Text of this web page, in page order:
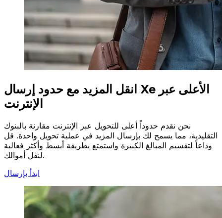
انقل المزيد مع حدود إرسال Xe الأعلى عبر
الإنترنت
نحن نقدم حدوداً أعلى للتحويل عبر الإنترنت مقارنة بالبنوك
التقليدية، مما يسمح لك بإرسال المزيد في عملية تحويل واحدة. قل
وداعاً لتقسيم المبالغ الكبيرة واستمتع بطريقة أبسط وأكثر فعالية
لنقل أموالك.
ابدأ بإرسال